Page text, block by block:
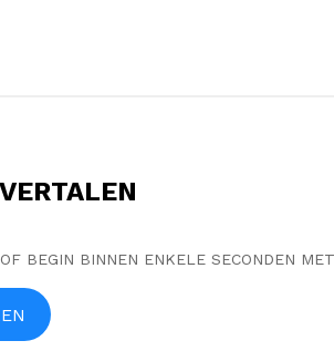
BEGIN BINNEN ENKELE SECONDEN